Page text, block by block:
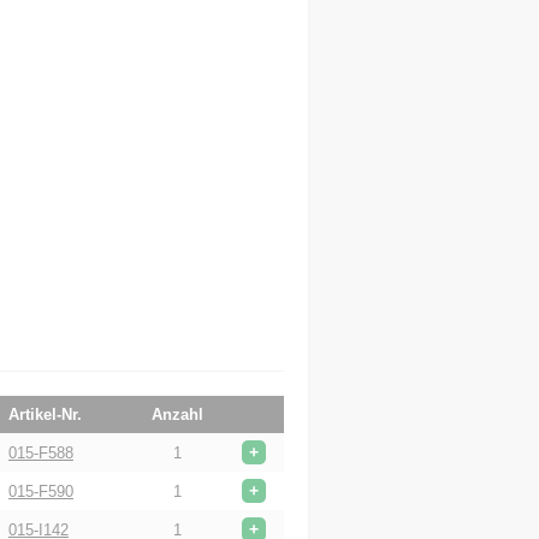
Artikel-Nr. Anzahl
015-F588 1 +
015-F590 1 +
015-I142 1 +